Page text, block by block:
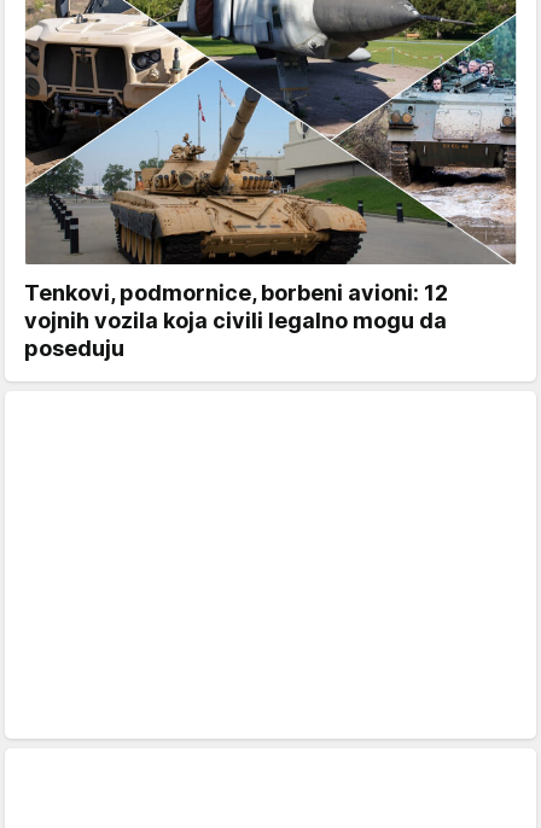
Tenkovi, podmornice, borbeni avioni: 12
vojnih vozila koja civili legalno mogu da
poseduju